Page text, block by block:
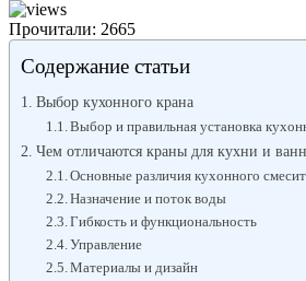
Прочитали: 2665
Содержание статьи
Выбор кухонного крана
Выбор и правильная установка
Чем отличаются краны для кухни и
Основные различия кухонного
Назначение и поток воды
Гибкость и функциональность
Управление
Материалы и дизайн